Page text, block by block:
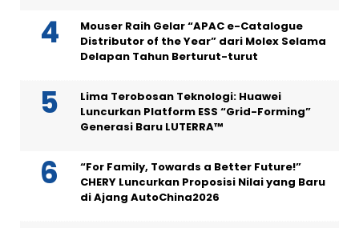
Mouser Raih Gelar “APAC e-Catalogue
Distributor of the Year” dari Molex Selama
Delapan Tahun Berturut-turut
Lima Terobosan Teknologi: Huawei
Luncurkan Platform ESS “Grid-Forming”
Generasi Baru LUTERRA™
“For Family, Towards a Better Future!”
CHERY Luncurkan Proposisi Nilai yang Baru
di Ajang AutoChina2026